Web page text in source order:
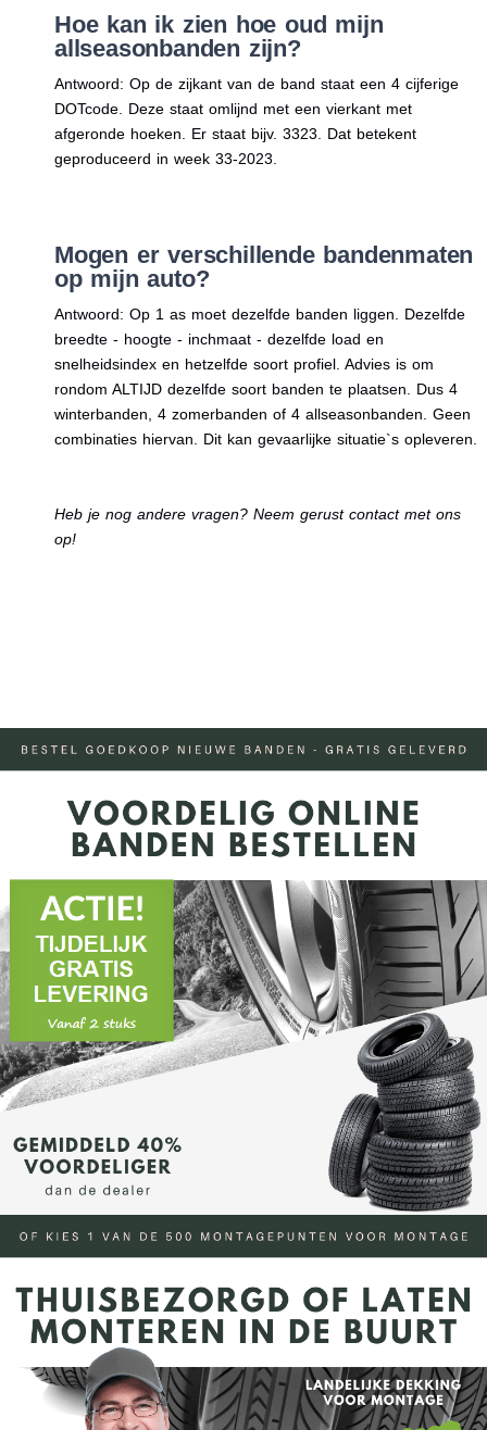
Hoe kan ik zien hoe oud mijn
allseasonbanden zijn?
Antwoord: Op de zijkant van de band staat een 4 cijferige
DOTcode. Deze staat omlijnd met een vierkant met
afgeronde hoeken. Er staat bijv. 3323. Dat betekent
geproduceerd in week 33-2023.
Mogen er verschillende bandenmaten
op mijn auto?
Antwoord: Op 1 as moet dezelfde banden liggen. Dezelfde
breedte - hoogte - inchmaat - dezelfde load en
snelheidsindex en hetzelfde soort profiel. Advies is om
rondom ALTIJD dezelfde soort banden te plaatsen. Dus 4
winterbanden, 4 zomerbanden of 4 allseasonbanden. Geen
combinaties hiervan. Dit kan gevaarlijke situatie`s opleveren.
Heb je nog andere vragen? Neem gerust contact met ons
op!